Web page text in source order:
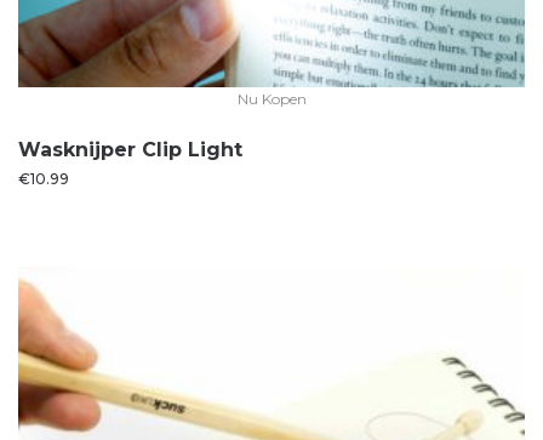
Nu Kopen
Wasknijper Clip Light
€10.99